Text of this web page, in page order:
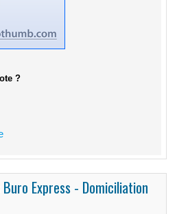
?
Express - Domiciliation